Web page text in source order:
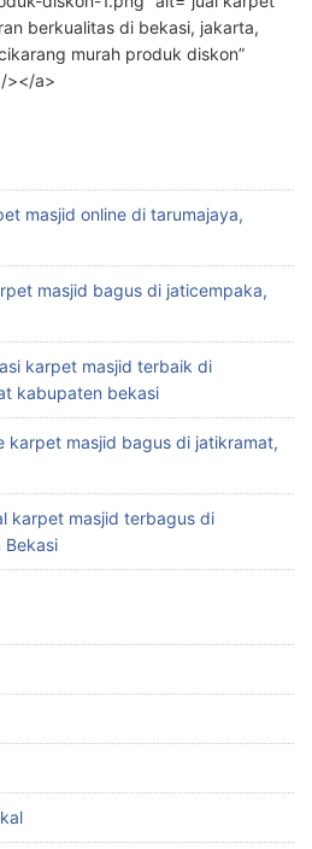
berkualitas di bekasi, jakarta,
murah produk diskon”
/></a>
masjid online di tarumajaya,
masjid bagus di jaticempaka,
karpet masjid terbaik di
kabupaten bekasi
masjid bagus di jatikramat,
karpet masjid terbagus di